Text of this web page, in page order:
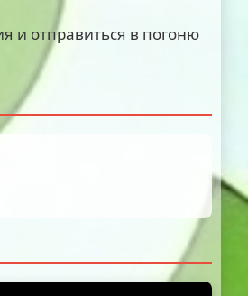
и отправиться в погоню